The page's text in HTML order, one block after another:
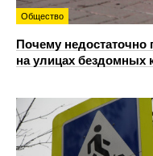
Общество
Почему недостаточно
на улицах бездомных